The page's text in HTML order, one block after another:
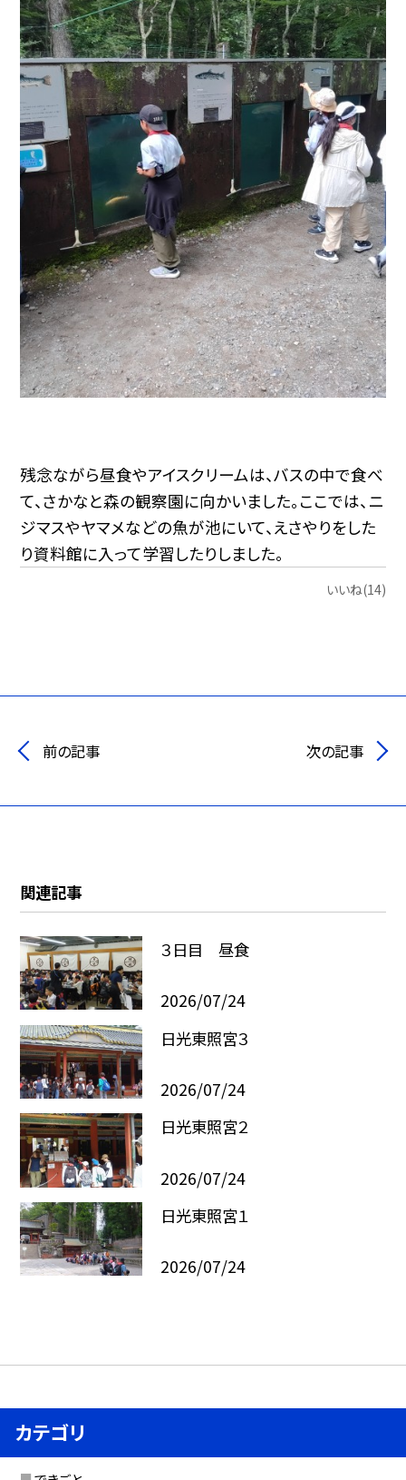
残念ながら昼食やアイスクリームは、バスの中で食べ
て、さかなと森の観察園に向かいました。ここでは、ニ
ジマスやヤマメなどの魚が池にいて、えさやりをした
り資料館に入って学習したりしました。
いいね(14)
前の記事 次の記事
関連記事
３日目 昼食
2026/07/24
日光東照宮３
2026/07/24
日光東照宮２
2026/07/24
日光東照宮１
2026/07/24
カテゴリ